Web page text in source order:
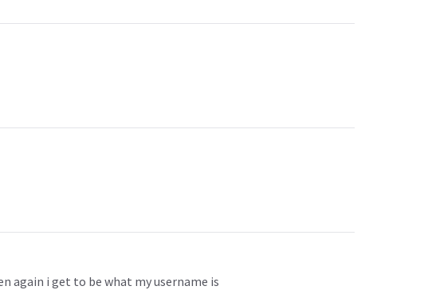
again i get to be what my username is